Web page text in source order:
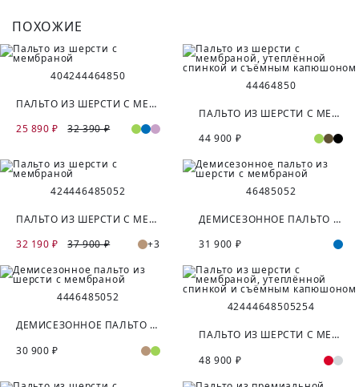
ПОХОЖИЕ
404244464850
ПАЛЬТО ИЗ ШЕРСТИ С МЕМБРАНОЙ
25 890 ₽
32 390 ₽
44464850
ПАЛЬТО ИЗ ШЕРСТИ С МЕМБРАНОЙ, УТЕПЛЁННОЙ СПИНКОЙ И СЪЁМНЫМ КАПЮШОНОМ
44 900 ₽
424446485052
ПАЛЬТО ИЗ ШЕРСТИ С МЕМБРАНОЙ
32 190 ₽
37 900 ₽ +3
46485052
ДЕМИСЕЗОННОЕ ПАЛЬТО ИЗ ШЕРСТИ С МЕМБРАНОЙ
31 900 ₽
4446485052
ДЕМИСЕЗОННОЕ ПАЛЬТО ИЗ ШЕРСТИ С МЕМБРАНОЙ
30 900 ₽
42444648505254
ПАЛЬТО ИЗ ШЕРСТИ С МЕМБРАНОЙ, УТЕПЛЁННОЙ СПИНКОЙ И СЪЁМНЫМ КАПЮШОНОМ
48 900 ₽